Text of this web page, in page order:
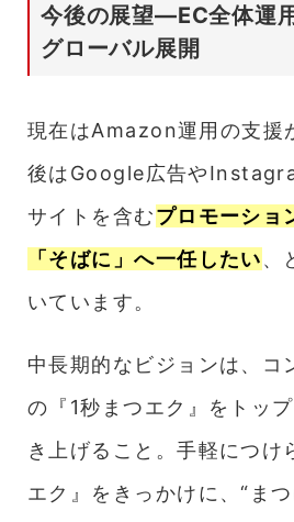
今後の展望—EC全体運
グローバル展開
現在はAmazon運用の支援
後はGoogle広告や
サイトを含むプロモーショ
「そばに」へ一任したい、
いています。
中長期的なビジョンは、コ
の『1秒まつエク』をトッ
き上げること。手軽につけ
エク』をきっかけに、“ま